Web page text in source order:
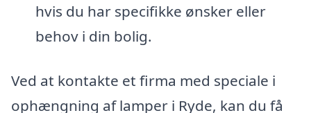
hvis du har specifikke ønsker eller
behov i din bolig.
Ved at kontakte et firma med speciale i
ophængning af lamper i Ryde, kan du få